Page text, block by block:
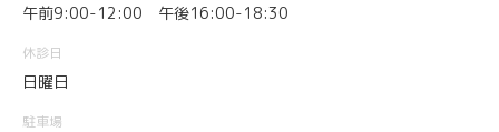
午前9:00-12:00 午後16:00-18:30
休診日
日曜日
駐車場